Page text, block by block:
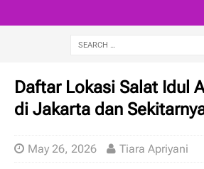
Daftar Lokasi Salat Idul
di Jakarta dan
May 26, 2026 Tiara Apriyani